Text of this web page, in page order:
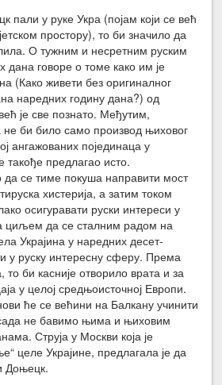
пали у руке Укра (појам који се већ
простору), то би значило да
О тужним и несретним руским
дана говоре о томе како им је
(Како живети без оригиналног
наредних годину дана?) од
је све познато. Међутим,
би било само производ њиховог
ангажованих појединаца у
такође предлагао исто.
се тиме покуша направити мост
хистерија, а затим током
осигуравати руски интереси у
циљем да се сталним радом на
Украјина у наредних десет-
у руску интересну сферу. Према
би касније отворило врата и за
у целој средњоисточној Европи.
ће се већини на Балкану учинити
не бавимо њима и њиховим
Струја у Москви која је
целе Украјине, предлагала је да
Доњецк.